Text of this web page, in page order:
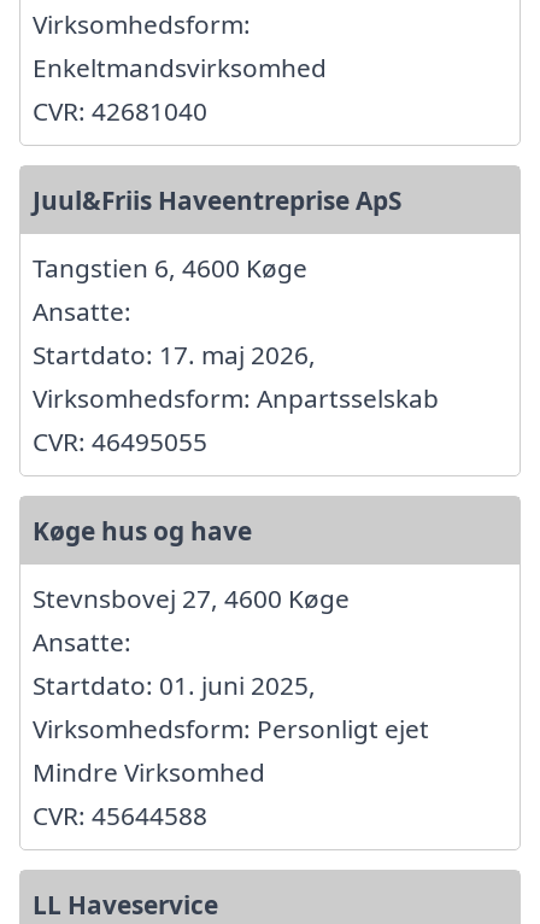
Virksomhedsform:
Enkeltmandsvirksomhed
CVR: 42681040
Juul&Friis Haveentreprise ApS
Tangstien 6, 4600 Køge
Ansatte:
Startdato: 17. maj 2026,
Virksomhedsform: Anpartsselskab
CVR: 46495055
Køge hus og have
Stevnsbovej 27, 4600 Køge
Ansatte:
Startdato: 01. juni 2025,
Virksomhedsform: Personligt ejet
Mindre Virksomhed
CVR: 45644588
LL Haveservice